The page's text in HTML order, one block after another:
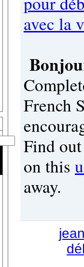
avec la
French
Find
on this
away.